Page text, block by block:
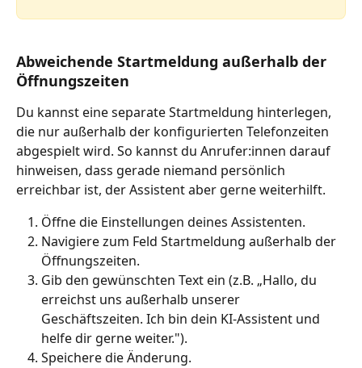
Abweichende Startmeldung außerhalb der
Öffnungszeiten
Du kannst eine separate Startmeldung hinterlegen,
die nur außerhalb der konfigurierten Telefonzeiten
abgespielt wird. So kannst du Anrufer:innen darauf
hinweisen, dass gerade niemand persönlich
erreichbar ist, der Assistent aber gerne weiterhilft.
Öffne die Einstellungen deines Assistenten.
Navigiere zum Feld Startmeldung außerhalb der
Öffnungszeiten.
Gib den gewünschten Text ein (z.B. „Hallo, du
erreichst uns außerhalb unserer
Geschäftszeiten. Ich bin dein KI-Assistent und
helfe dir gerne weiter.").
Speichere die Änderung.